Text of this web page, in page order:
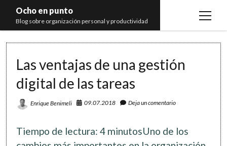
Ocho en punto
Blog sobre organización personal y productividad
open
Libros
Recomendaciones
Las ventajas de una gestión
digital de las tareas
Enrique Benimeli 09.07.2018 Deja un comentario
Tiempo de lectura: 4 minutosUno de los